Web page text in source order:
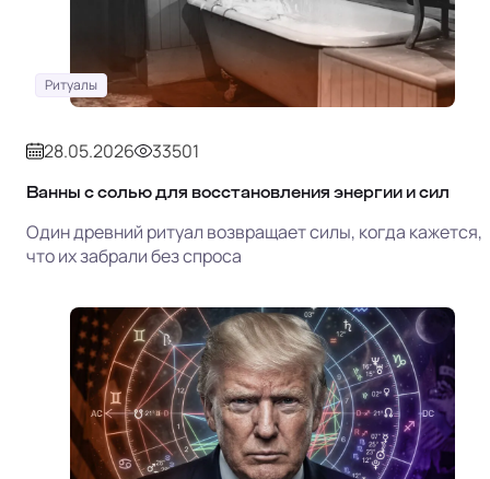
Ритуалы
28.05.2026 33501
Ванны с солью для восстановления энергии и сил
Один древний ритуал возвращает силы, когда кажется,
что их забрали без спроса